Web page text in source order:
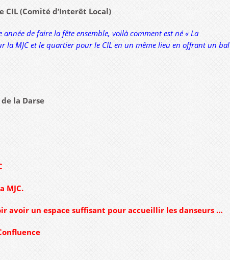
CIL (Comité d’Interêt Local)
de faire la fête ensemble, voilà comment est né « La
la MJC et le quartier pour le CIL en un même lieu en offrant un bal
la Darse
MJC.
avoir un espace suffisant pour accueillir les danseurs …